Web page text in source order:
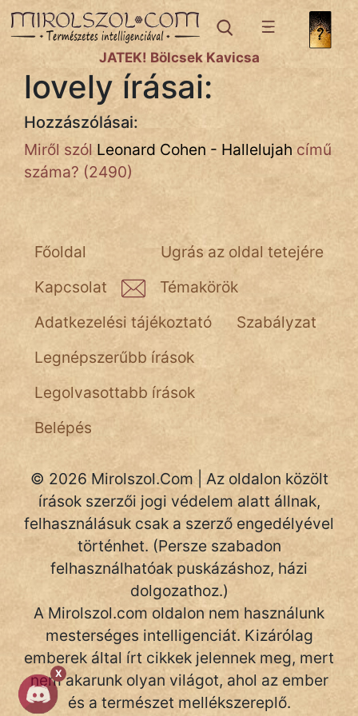
X
IRODALOM
SZÓLÁS
És
KÖZMONDÁS
PSZICHO
És
TÖRTÉNELEM
JÁTÉK! Bölcsek Kavicsa
lovely írásai:
Hozzászólásai:
Miről szól Leonard Cohen - Hallelujah című
száma? (2490)
Ugrás az oldal tetejére
Főoldal
Kapcsolat
Témakörök
Adatkezelési tájékoztató
Szabályzat
Legnépszerűbb írások
Legolvasottabb írások
Belépés
© 2026 Mirolszol.Com | Az oldalon közölt
írások szerzői jogi védelem alatt állnak,
felhasználásuk csak a szerző engedélyével
történhet. (Persze szabadon
felhasználhatóak puskázáshoz, házi
dolgozathoz.)
A Mirolszol.com oldalon nem használunk
mesterséges intelligenciát. Kizárólag
emberek által írt cikkek jelennek meg, mert
nem akarunk olyan világot, ahol az ember
és a természet mellékszereplő.